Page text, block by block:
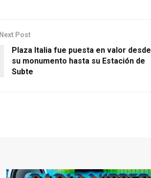
Next Post
Plaza Italia fue puesta en valor desde
su monumento hasta su Estación de
Subte